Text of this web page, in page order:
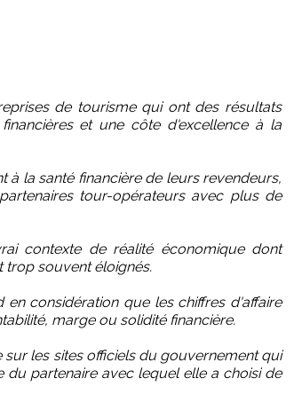
de tourisme qui ont des résultats
et une côte d'excellence à la
la santé financière de leurs revendeurs,
tour-opérateurs avec plus de
contexte de réalité économique dont
trop souvent éloignés.
considération que les chiffres d'affaire
marge ou solidité financière.
les sites officiels du gouvernement qui
partenaire avec lequel elle a choisi de